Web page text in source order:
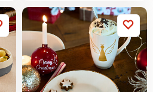
cm. Nôž na mäso
Ergonomická rukoväť
Nerezová oceľ Vhodný
do umývačky